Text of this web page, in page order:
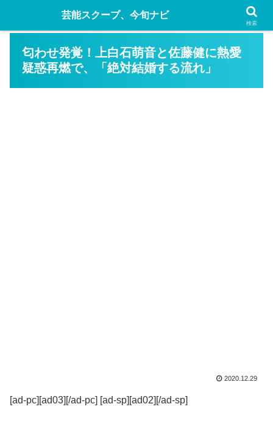
匂わせ発覚！上白石萌音と佐藤健に熱愛
疑惑再燃で、「絶対結婚する流れ」
2020.12.29
[ad-pc][ad03][/ad-pc] [ad-sp][ad02][/ad-sp]
芸能スクープ、今旬ナビ
検索